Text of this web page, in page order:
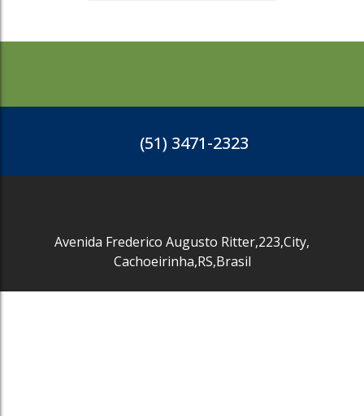
R$249.215
13186m²
(51) 3471-2323
Avenida Frederico Augusto Ritter,223,City,
Cachoeirinha,RS,Brasil